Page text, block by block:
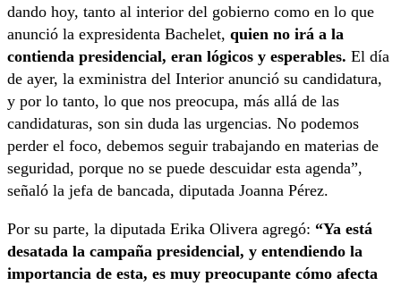
dando hoy, tanto al interior del gobierno como en lo que
anunció la expresidenta Bachelet, quien no irá a la
contienda presidencial, eran lógicos y esperables. El día
de ayer, la exministra del Interior anunció su candidatura,
y por lo tanto, lo que nos preocupa, más allá de las
candidaturas, son sin duda las urgencias. No podemos
perder el foco, debemos seguir trabajando en materias de
seguridad, porque no se puede descuidar esta agenda”,
señaló la jefa de bancada, diputada Joanna Pérez.
Por su parte, la diputada Erika Olivera agregó: “Ya está
desatada la campaña presidencial, y entendiendo la
importancia de esta, es muy preocupante cómo afecta